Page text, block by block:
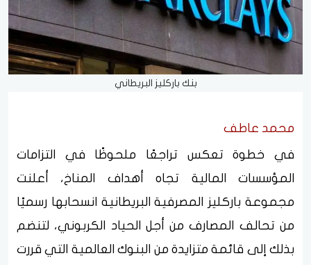
بنك باركليز البريطاني
محمد عاطف
في خطوة تعكس تراجعًا ملحوظًا في التزامات
المؤسسات المالية تجاه أهداف المناخ، أعلنت
مجموعة باركليز المصرفية البريطانية انسحابها رسميًا
من تحالف المصارف من أجل الحياد الكربوني، لتنضم
بذلك إلى قائمة متزايدة من البنوك العالمية التي قررت